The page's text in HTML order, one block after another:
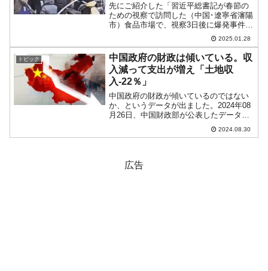
先にご紹介した「習近平総書記が春節の
ための視察で訪問した（中国･遼寧省瀋陽
市）食品市場で、視察3日後に爆発事件」
――です。犯人らしき人物が捉えられて
いました。↑上掲をクリックして動画を閲
覧してください。周日中午，沈阳市大东
副食品商场外面发生...
2025.01.28
トピック
中国政府の財政は傾いている。収
入減って支出が増え「土地収
入-22％」
中国政府の財政が傾いているのではない
か、というデータが出ました。2024年08
月26日、中国財政部が公表したデータを
まずご覧ください。以下に一応全部和訳
します。面倒くさい方は、この引用部分
2024.08.30
広告